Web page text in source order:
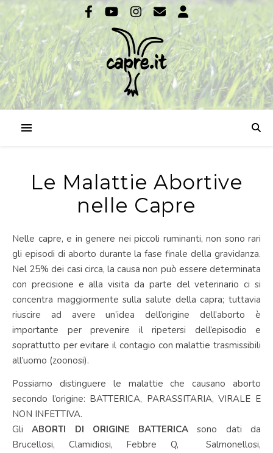
Le Malattie Abortive
nelle Capre
Nelle capre, e in genere nei piccoli ruminanti, non sono rari
gli episodi di aborto durante la fase finale della gravidanza.
Nel 25% dei casi circa, la causa non può essere determinata
con precisione e alla visita da parte del veterinario ci si
concentra maggiormente sulla salute della capra; tuttavia
riuscire ad avere un’idea dell’origine dell’aborto è
importante per prevenire il ripetersi dell’episodio e
soprattutto per evitare il contagio con malattie trasmissibili
all’uomo (zoonosi).
Possiamo distinguere le malattie che causano aborto
secondo l’origine: BATTERICA, PARASSITARIA, VIRALE E
NON INFETTIVA.
GliABORTI DI ORIGINE BATTERICA sono dati da
Brucellosi, Clamidiosi, Febbre Q, Salmonellosi,